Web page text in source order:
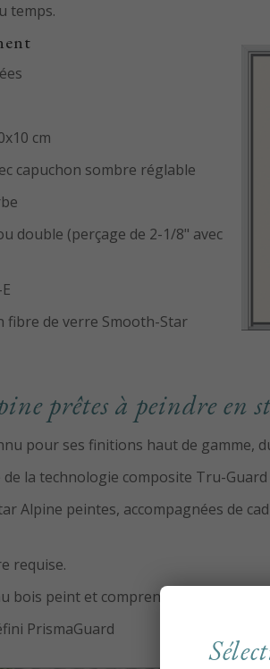
temps.
cm
capuchon sombre réglable
double (perçage de 2-1/8" avec
fibre de verre Smooth-Star
prêtes à peindre en
pour ses finitions haut de gamme,
la technologie composite Tru-Guard
Alpine peintes, accompagnées de
requise.
bois peint et comprend une couche
PrismaGuard